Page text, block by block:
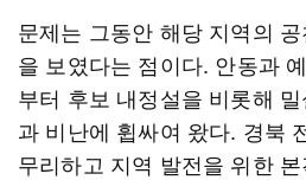
문제는 그동안 해당 지역의
을 보였다는 점이다. 안동과
부터 후보 내정설을 비롯해
과 비난에 휩싸여 왔다. 경북
무리하고 지역 발전을 위한